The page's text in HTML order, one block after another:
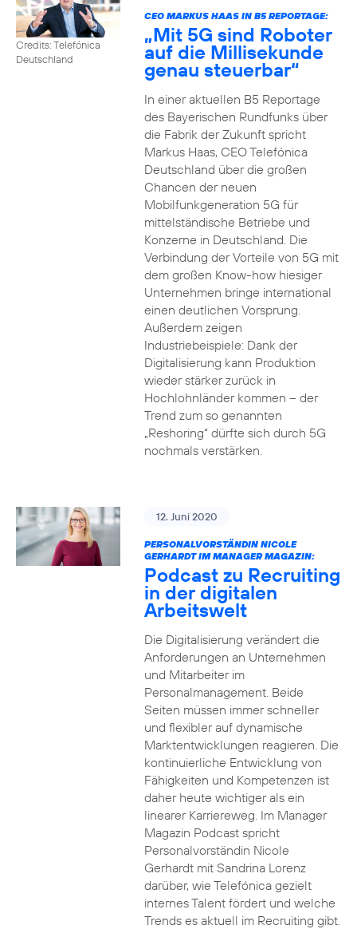
Credits: Telefónica
Deutschland
CEO MARKUS HAAS IN B5 REPORTAGE:
„Mit 5G sind Roboter
auf die Millisekunde
genau steuerbar“
In einer aktuellen B5 Reportage
des Bayerischen Rundfunks über
die Fabrik der Zukunft spricht
Markus Haas, CEO Telefónica
Deutschland über die großen
Chancen der neuen
Mobilfunkgeneration 5G für
mittelständische Betriebe und
Konzerne in Deutschland. Die
Verbindung der Vorteile von 5G mit
dem großen Know-how hiesiger
Unternehmen bringe international
einen deutlichen Vorsprung.
Außerdem zeigen
Industriebeispiele: Dank der
Digitalisierung kann Produktion
wieder stärker zurück in
Hochlohnländer kommen – der
Trend zum so genannten
„Reshoring“ dürfte sich durch 5G
nochmals verstärken.
12. Juni 2020
PERSONALVORSTÄNDIN NICOLE
GERHARDT IM MANAGER MAGAZIN:
Podcast zu Recruiting
in der digitalen
Arbeitswelt
Die Digitalisierung verändert die
Anforderungen an Unternehmen
und Mitarbeiter im
Personalmanagement. Beide
Seiten müssen immer schneller
und flexibler auf dynamische
Marktentwicklungen reagieren. Die
kontinuierliche Entwicklung von
Fähigkeiten und Kompetenzen ist
daher heute wichtiger als ein
linearer Karriereweg. Im Manager
Magazin Podcast spricht
Personalvorständin Nicole
Gerhardt mit Sandrina Lorenz
darüber, wie Telefónica gezielt
internes Talent fördert und welche
Trends es aktuell im Recruiting gibt.